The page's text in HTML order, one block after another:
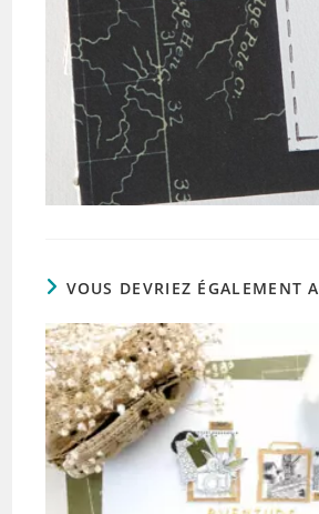
VOUS DEVRIEZ ÉGALEMENT